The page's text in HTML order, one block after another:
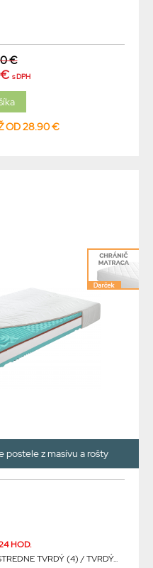
€
s DPH
OD 28.90 €
postele z masívu a rošty
HOD.
TVRDÝ (4) / TVRDÝ...